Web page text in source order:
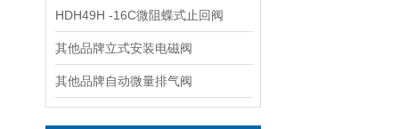
HDH49H -16C微阻蝶式止回阀
其他品牌立式安装电磁阀
其他品牌自动微量排气阀